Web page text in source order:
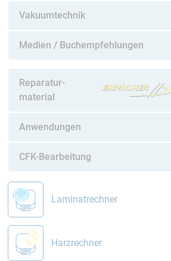
Vakuumtechnik
Medien / Buchempfehlungen
Reparatur-
material
Anwendungen
CFK-Bearbeitung
Laminatrechner
Harzrechner